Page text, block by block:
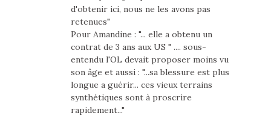
d'obtenir ici, nous ne les avons pas
retenues"
Pour Amandine : "... elle a obtenu un
contrat de 3 ans aux US " .... sous-
entendu l'OL devait proposer moins vu
son âge et aussi : "...sa blessure est plus
longue a guérir... ces vieux terrains
synthétiques sont à proscrire
rapidement..."